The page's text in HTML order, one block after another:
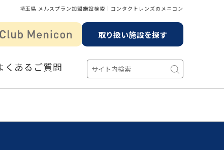
埼玉県 メルスプラン加盟施設検索│コンタクトレンズのメニコン
取り扱い施設を探す
くあるご質問